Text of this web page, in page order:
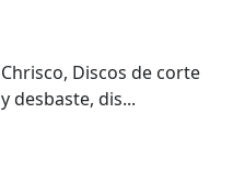
Chrisco, Discos de corte
y desbaste, dis...